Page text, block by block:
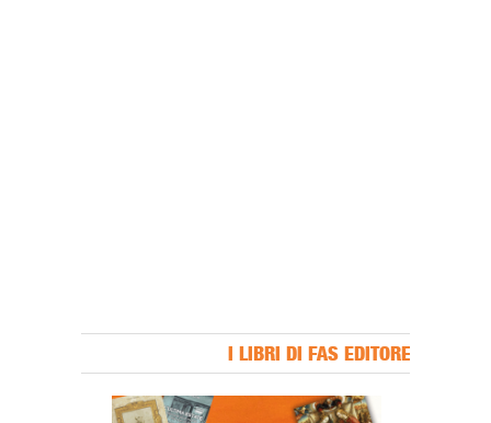
I LIBRI DI FAS EDITORE